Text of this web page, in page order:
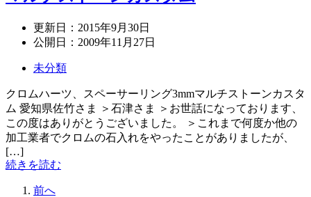
更新日： 2015年9月30日
公開日： 2009年11月27日
未分類
クロムハーツ、スペーサーリング3mmマルチストーンカスタ
ム 愛知県佐竹さま ＞石津さま ＞お世話になっております、
この度はありがとうございました。 ＞これまで何度か他の
加工業者でクロムの石入れをやったことがありましたが、
[…]
続きを読む
前へ